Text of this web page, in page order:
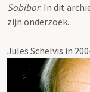
Sobibor: In dit
zijn onderzoek.
Jules Schelvis in